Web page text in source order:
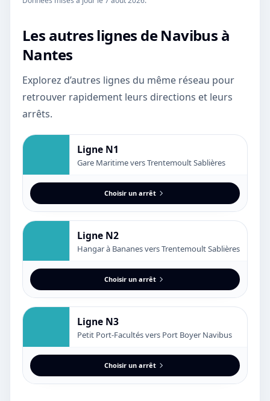
Les autres lignes deNavibus à
Nantes
Explorez d’autres lignes du même réseau pour
retrouver rapidement leurs directions et leurs
arrêts.
Ligne N1
Gare Maritime vers Trentemoult Sablières
Choisir un arrêt
Ligne N2
Hangar à Bananes vers Trentemoult Sablières
Choisir un arrêt
Ligne N3
Petit Port-Facultés vers Port Boyer Navibus
Choisir un arrêt